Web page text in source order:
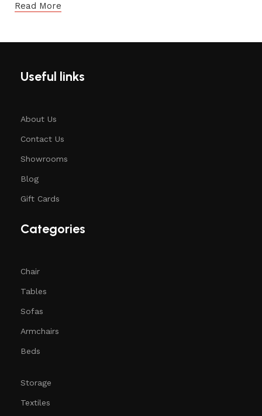
Read More
Useful links
About Us
Contact Us
Showrooms
Blog
Gift Cards
Categories
Chair
Tables
Sofas
Armchairs
Beds
Storage
Textiles